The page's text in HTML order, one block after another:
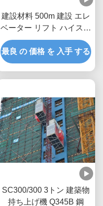
建設材料 500m 建設 エレ
ベーター リフト ハイスト
インバーター制御付き
最良 の 価格 を 入手 する
SC300/300 3トン 建築物
持ち上げ機 Q345B 鋼